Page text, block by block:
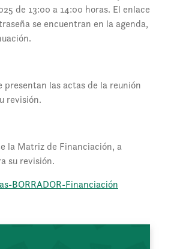
de 13:00 a 14:00 horas. El enlace
se encuentran en la agenda,
presentan las actas de la reunión
revisión.
la Matriz de Financiación, a
su revisión.
BORRADOR-Financiación